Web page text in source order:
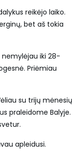
reikėjo laiko.
bet aš tokia
nemylėjau iki 28-
Priėmiau
su trijų mėnesių
praleidome Balyje.
apleidusi.